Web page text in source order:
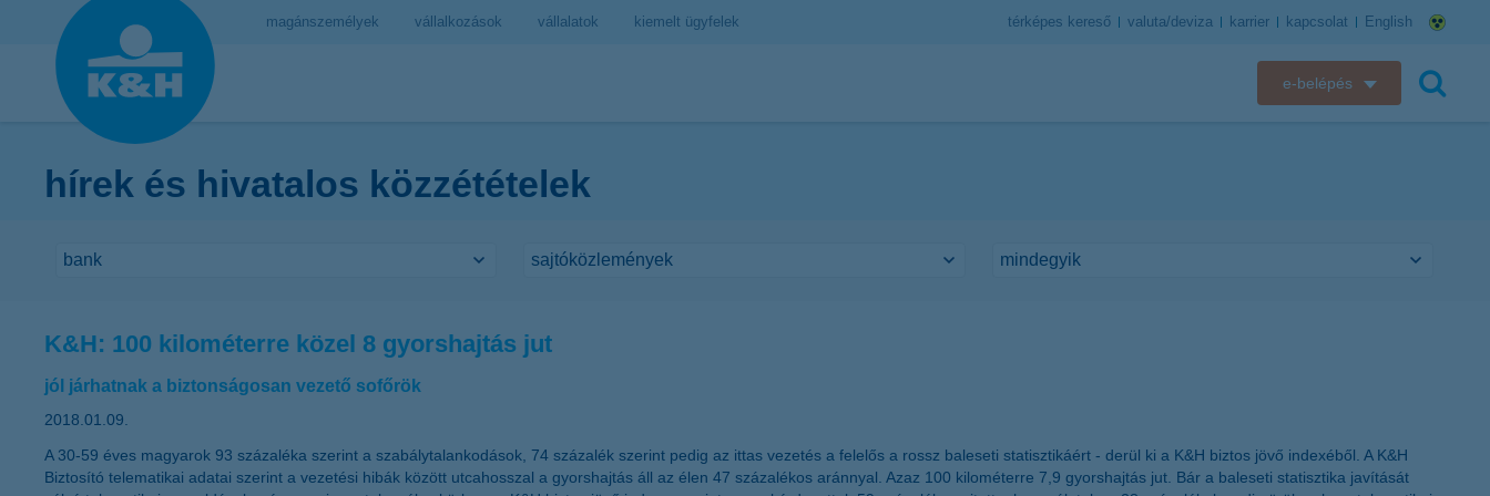
magánszemélyek vállalkozások vállalatok kiemelt ügyfelek térképes kereső valuta/deviza karrier kapcsolat English
e-belépés
K&H e-kártyafelület
hírek és hivatalos közzétételek
K&H: 100 kilométerre közel 8 gyorshajtás jut
jól járhatnak a biztonságosan vezető sofőrök
2018.01.09.
A 30-59 éves magyarok 93 százaléka szerint a szabálytalankodások, 74 százalék szerint pedig az ittas vezetés a felelős a rossz baleseti statisztikáért - derül ki a K&H biztos jövő indexéből. A K&H
Biztosító telematikai adatai szerint a vezetési hibák között utcahosszal a gyorshajtás áll az élen 47 százalékos aránnyal. Azaz 100 kilométerre 7,9 gyorshajtás jut. Bár a baleseti statisztika javítását